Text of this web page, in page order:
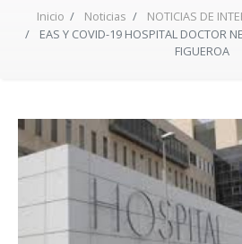
Inicio Noticias
NOTICIAS DE
EAS Y COVID-19 HOSPITAL DOCTOR
FIGUEROA